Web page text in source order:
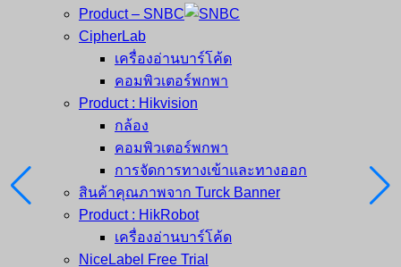
Product – SNBC
CipherLab
เครื่องอ่านบาร์โค้ด
คอมพิวเตอร์พกพา
Product : Hikvision
กล้อง
คอมพิวเตอร์พกพา
การจัดการทางเข้าและทางออก
สินค้าคุณภาพจาก Turck Banner
Product : HikRobot
เครื่องอ่านบาร์โค้ด
NiceLabel Free Trial